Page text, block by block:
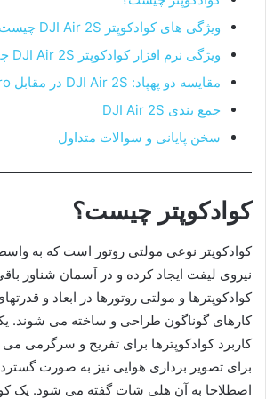
ویژگی های کوادکوپتر DJI Air 2S چیست؟
ویژگی نرم افزار کوادکوپتر DJI Air 2S چیست؟
مقایسه دو پهپاد: DJI Air 2S در مقابل DJI Mavic 2 Pro
جمع بندی DJI Air 2S
سخن پایانی و سوالات متداول
کوادکوپتر چیست؟
نیروی لیفت ایجاد کرده و در آسمان شناور
کوادکوپترها و مولتی روتورها در ابعاد و
کارهای گوناگون طراحی و ساخته می شوند.
کاربرد کوادکوپترها برای تفریح و سرگرمی می
برای تصویر برداری هوایی نیز به صورت
اصطلاحا به آن هلی شات گفته می شود. یک